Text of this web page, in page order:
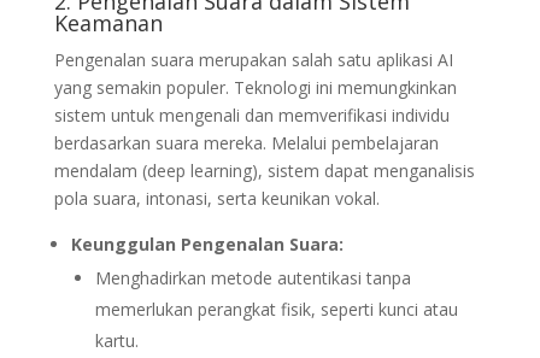
Keamanan
Pengenalan suara merupakan salah satu aplikasi AI
yang semakin populer. Teknologi ini memungkinkan
sistem untuk mengenali dan memverifikasi individu
berdasarkan suara mereka. Melalui pembelajaran
mendalam (deep learning), sistem dapat menganalisis
pola suara, intonasi, serta keunikan vokal.
Keunggulan Pengenalan Suara:
Menghadirkan metode autentikasi tanpa
memerlukan perangkat fisik, seperti kunci atau
kartu.